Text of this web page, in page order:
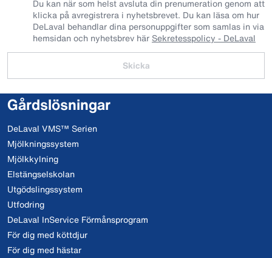
Du kan när som helst avsluta din prenumeration genom att
klicka på avregistrera i nyhetsbrevet. Du kan läsa om hur
DeLaval behandlar dina personuppgifter som samlas in via
hemsidan och nyhetsbrev här Sekretesspolicy - DeLaval
Skicka
Gårdslösningar
DeLaval VMS™ Serien
Mjölkningssystem
Mjölkkylning
Elstängselskolan
Utgödslingssystem
Utfodring
DeLaval InService Förmånsprogram
För dig med köttdjur
För dig med hästar